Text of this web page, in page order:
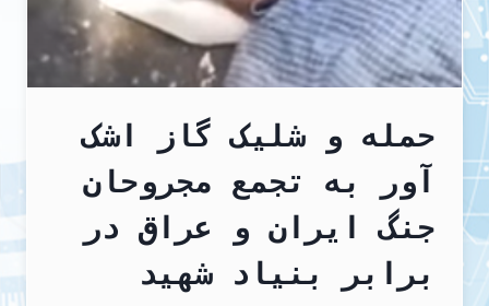
حمله و شلیک گاز اشک
آور به تجمع مجروحان
جنگ ایران و عراق در
برابر بنیاد شهید